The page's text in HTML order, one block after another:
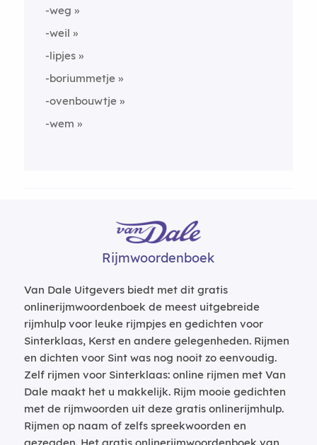
-weg
-weil
-lipjes
-boriummetje
-ovenbouwtje
-wem
Rijmwoordenboek
Van Dale Uitgevers biedt met dit gratis
onlinerijmwoordenboek de meest uitgebreide
rijmhulp voor leuke rijmpjes en gedichten voor
Sinterklaas, Kerst en andere gelegenheden. Rijmen
en dichten voor Sint was nog nooit zo eenvoudig.
Zelf rijmen voor Sinterklaas: online rijmen met Van
Dale maakt het u makkelijk. Rijm mooie gedichten
met de rijmwoorden uit deze gratis onlinerijmhulp.
Rijmen op naam of zelfs spreekwoorden en
gezegden. Het gratis onlinerijmwoordenboek van